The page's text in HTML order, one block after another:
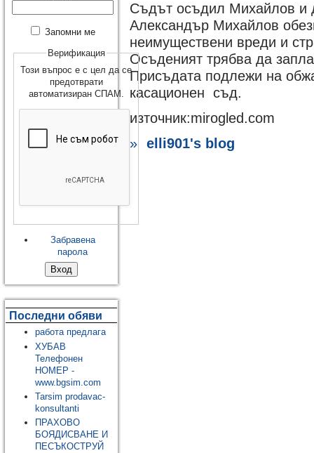
Запомни ме
Верификация
Този въпрос е с цел да се
предотврати
автоматизиран СПАМ.
Забравена
парола
Последни обяви
работа предлага
ХУБАВ
Телефонен
НОМЕР -
www.bgsim.com
Tarsim prodavac-
konsultanti
ПРАХОВО
БОЯДИСВАНЕ И
ПЕСЪКОСТРУЙ
Съдът осъдил Михайлов и
Александър Михайлов
неимуществени вреди и
Осъденият трябва да
Присъдата подлежи на
касационен съд.
източник:mirogled.com
» elli901's blog